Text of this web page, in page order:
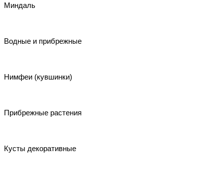
Миндаль
Водные и прибрежные
Нимфеи (кувшинки)
Прибрежные растения
Кусты декоративные